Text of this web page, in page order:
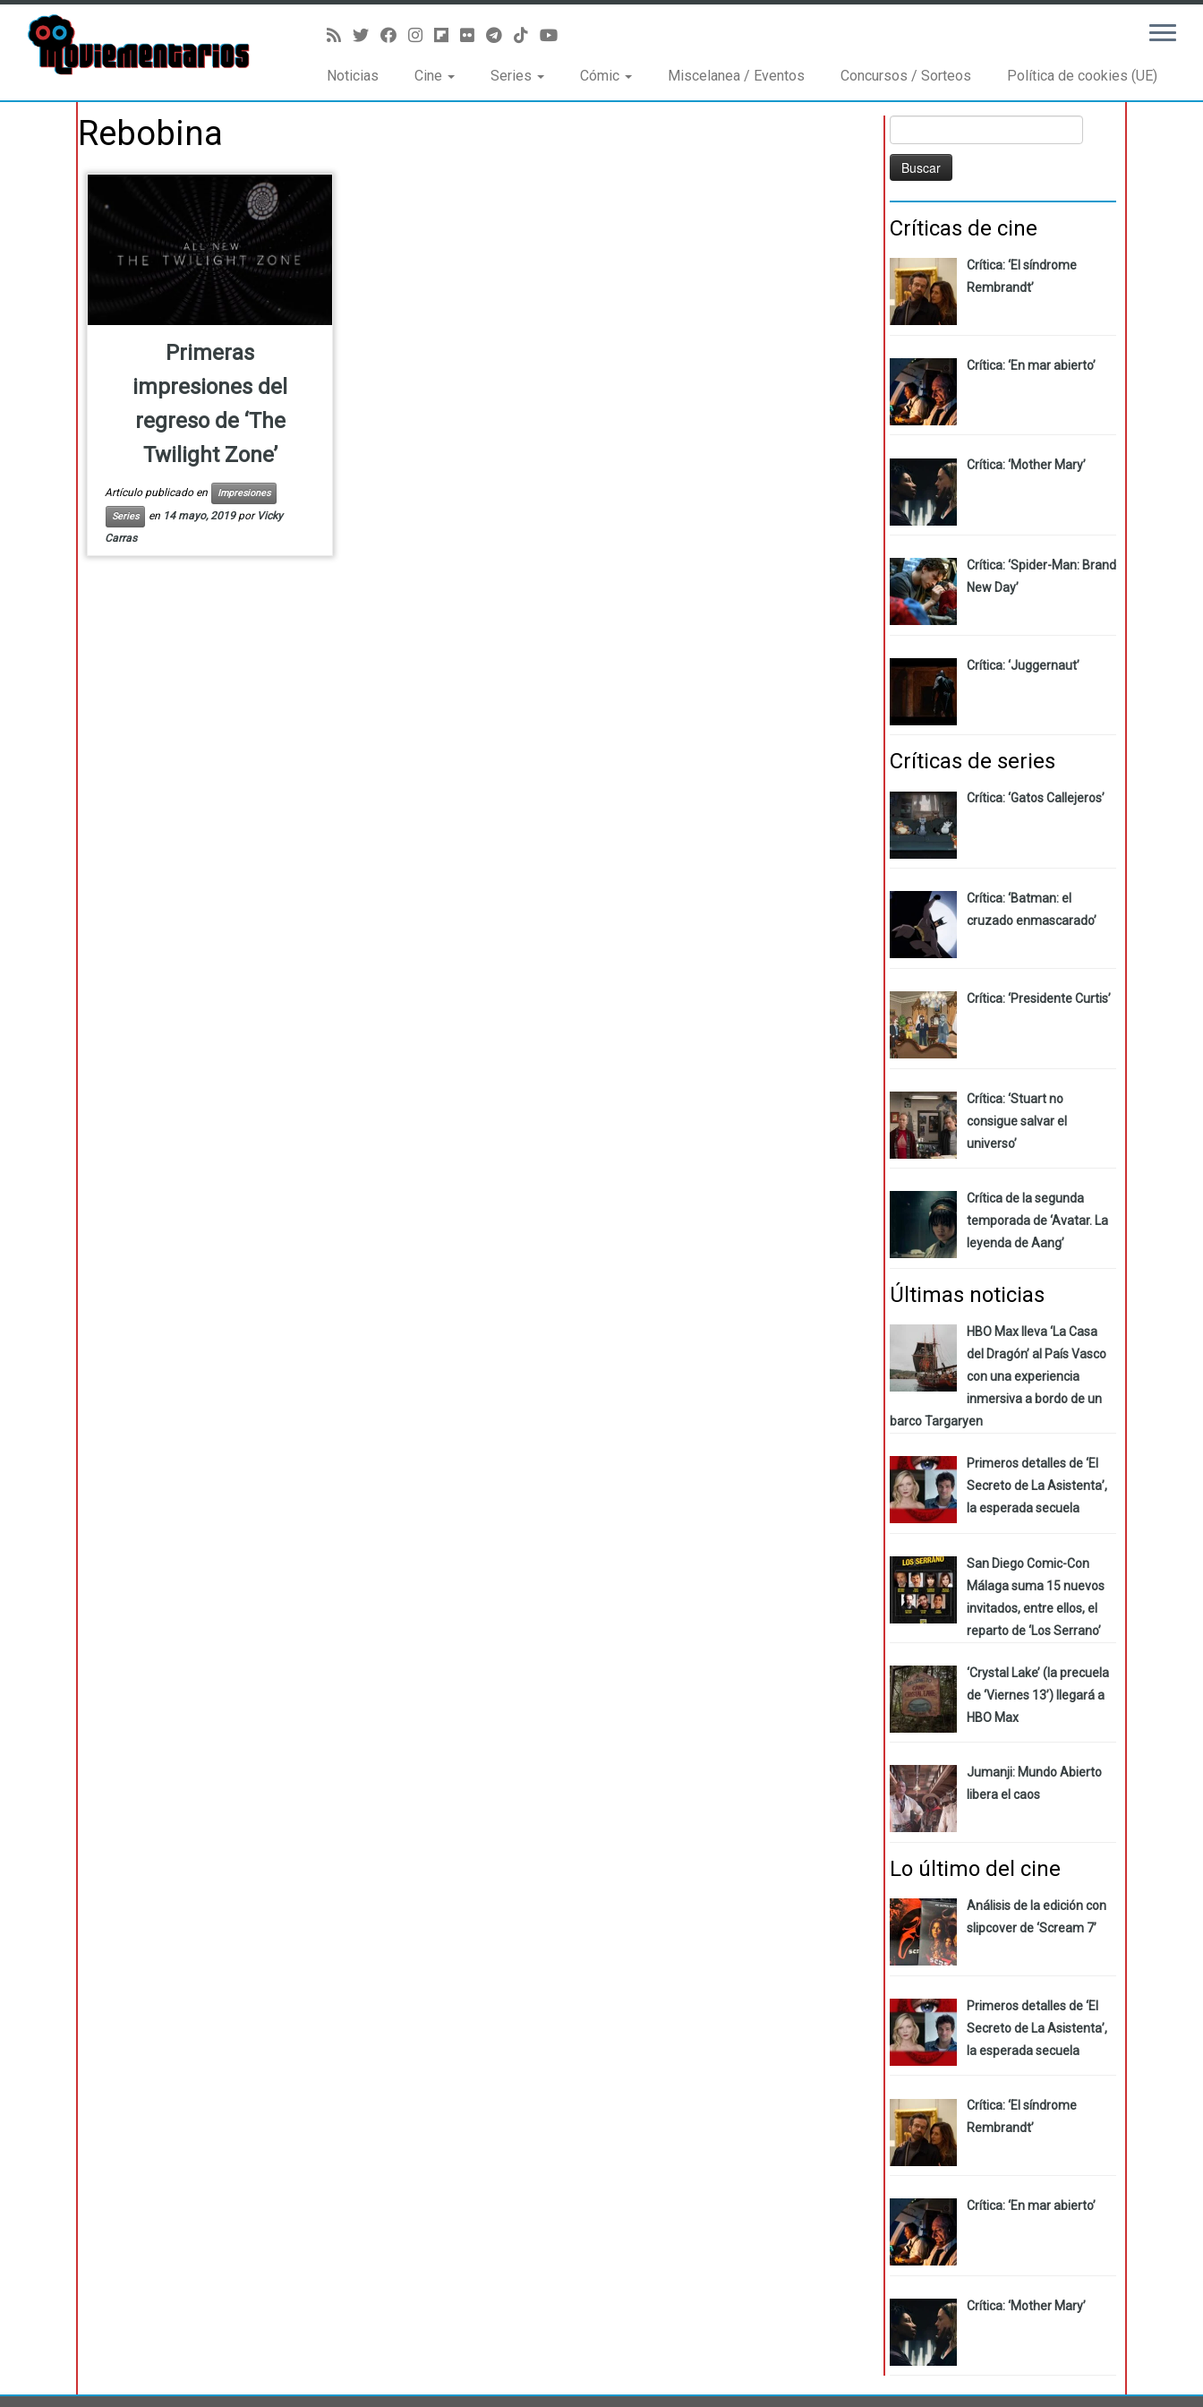
Noticias Cine Series Cómic Miscelanea / Eventos Concursos / Sorteos Política de cookies (UE)
Rebobina
Primeras
impresiones del
regreso de ‘The
Twilight Zone’
Artículo publicado en
Impresiones
Series
en 14 mayo, 2019 por Vicky
Carras
Críticas de cine
Crítica: ‘El síndrome
Rembrandt’
Crítica: ‘En mar abierto’
Crítica: ‘Mother Mary’
Crítica: ‘Spider-Man: Brand
New Day’
Crítica: ‘Juggernaut’
Críticas de series
Crítica: ‘Gatos Callejeros’
Crítica: ‘Batman: el
cruzado enmascarado’
Crítica: ‘Presidente Curtis’
Crítica: ‘Stuart no
consigue salvar el
universo’
Crítica de la segunda
temporada de ‘Avatar. La
leyenda de Aang’
Últimas noticias
HBO Max lleva ‘La Casa
del Dragón’ al País Vasco
con una experiencia
inmersiva a bordo de un
barco Targaryen
Primeros detalles de ‘El
Secreto de La Asistenta’,
la esperada secuela
San Diego Comic-Con
Málaga suma 15 nuevos
invitados, entre ellos, el
reparto de ‘Los Serrano’
‘Crystal Lake’ (la precuela
de ‘Viernes 13’) llegará a
HBO Max
Jumanji: Mundo Abierto
libera el caos
Lo último del cine
Análisis de la edición con
slipcover de ‘Scream 7’
Primeros detalles de ‘El
Secreto de La Asistenta’,
la esperada secuela
Crítica: ‘El síndrome
Rembrandt’
Crítica: ‘En mar abierto’
Crítica: ‘Mother Mary’